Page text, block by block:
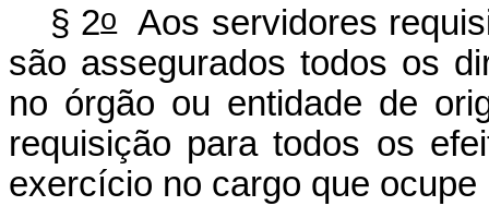
§ 2oAos servidores
são assegurados todos os
no órgão ou entidade de
requisição para todos os
exercício no cargo que